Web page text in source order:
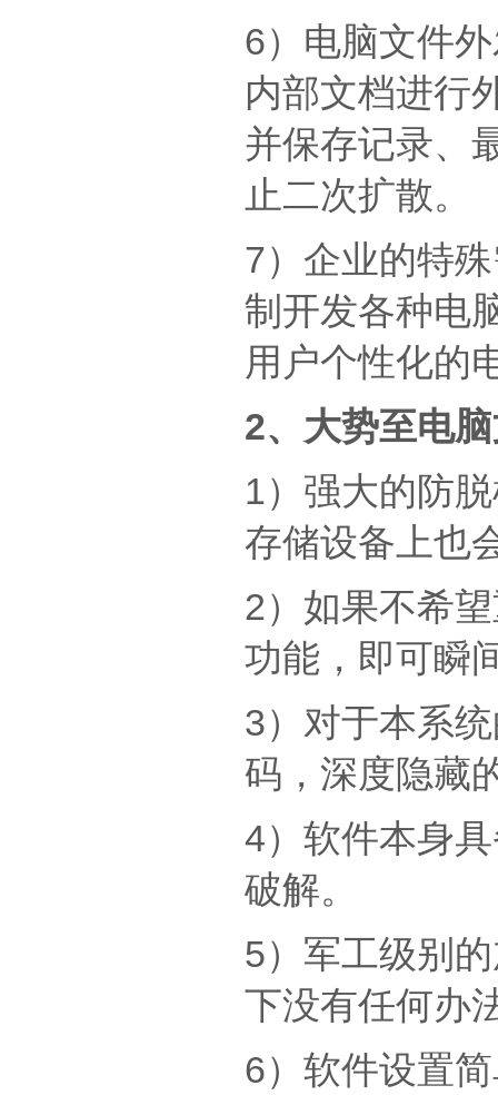
6）电脑文件
内部文档进行
并保存记录、
止二次扩散。
7）企业的特
制开发各种电
用户个性化的
2、大势至电
1）强大的防
存储设备上也
2）如果不希
功能，即可瞬
3）对于本系
码，深度隐藏
4）软件本身
破解。
5）军工级别
下没有任何办
6）软件设置